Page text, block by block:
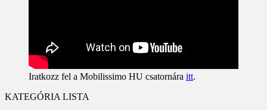
Iratkozz fel a Mobilissimo HU csatornára itt.
KATEGÓRIA LISTA